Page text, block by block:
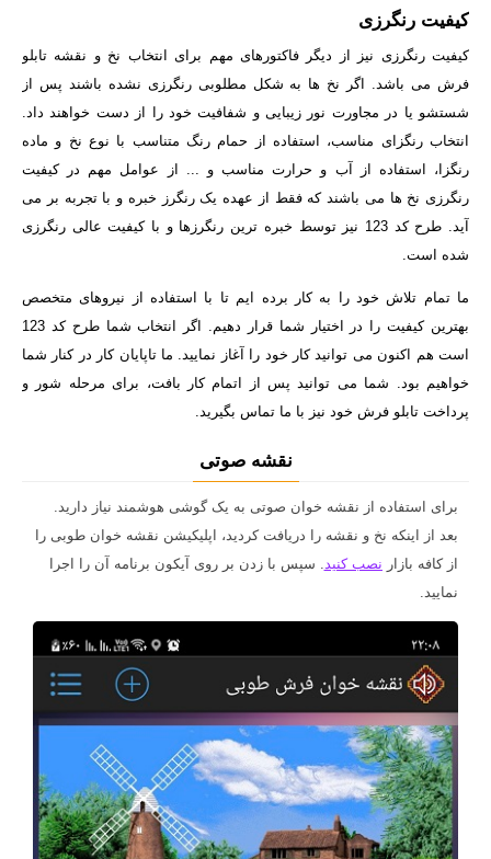
کیفیت رنگرزی
کیفیت رنگرزی نیز از دیگر فاکتورهای مهم برای انتخاب نخ و نقشه تابلو
فرش می باشد. اگر نخ ها به شکل مطلوبی رنگرزی نشده باشند پس از
شستشو یا در مجاورت نور زیبایی و شفافیت خود را از دست خواهند داد.
انتخاب رنگزای مناسب، استفاده از حمام رنگ متناسب با نوع نخ و ماده
رنگزا، استفاده از آب و حرارت مناسب و ... از عوامل مهم در کیفیت
رنگرزی نخ ها می باشند که فقط از عهده یک رنگرز خبره و با تجربه بر می
آید. طرح کد 123 نیز توسط خبره ترین رنگرزها و با کیفیت عالی رنگرزی
شده است.
ما تمام تلاش خود را به کار برده ایم تا با استفاده از نیروهای متخصص
بهترین کیفیت را در اختیار شما قرار دهیم. اگر انتخاب شما طرح کد 123
است هم اکنون می توانید کار خود را آغاز نمایید. ما تاپایان کار در کنار شما
خواهیم بود. شما می توانید پس از اتمام کار بافت، برای مرحله شور و
پرداخت تابلو فرش خود نیز با ما تماس بگیرید.
نقشه صوتی
برای استفاده از نقشه خوان صوتی به یک گوشی هوشمند نیاز دارید.
بعد از اینکه نخ و نقشه را دریافت کردید، اپلیکیشن نقشه خوان طوبی را
از کافه بازار نصب کنید. سپس با زدن بر روی آیکون برنامه آن را اجرا
نمایید.